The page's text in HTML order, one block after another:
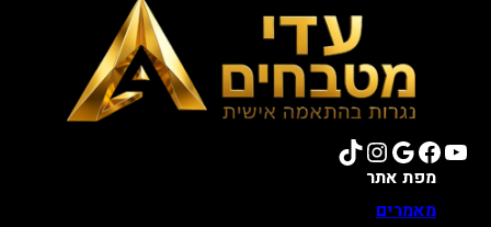
YouTube
Facebook
Google
Instagram
TikTok
מפת אתר
מאמרים